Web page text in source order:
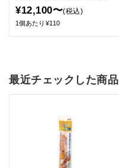
¥12,100〜(税込)
1個あたり¥110
最近チェックした商品